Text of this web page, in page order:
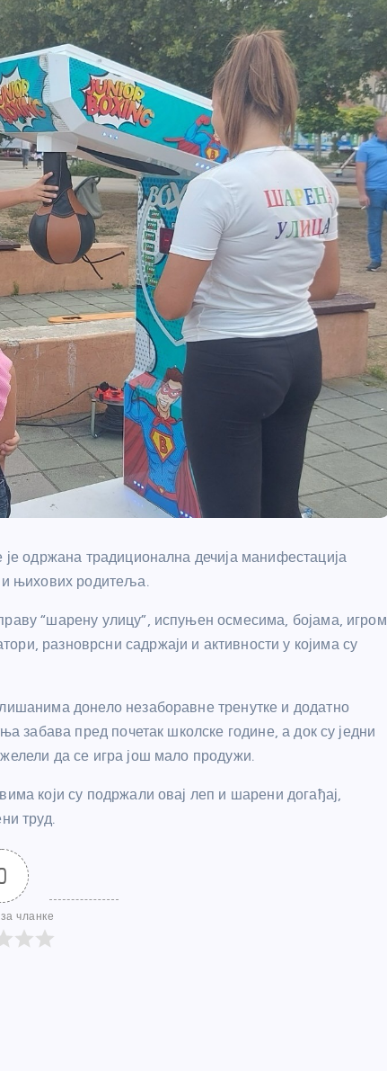
одржана традиционална дечија манифестација
и њихових родитеља.
“шарену улицу”, испуњен осмесима, бојама, игром
разноврсни садржаји и активности у којима су
донело незаборавне тренутке и додатно
забава пред почетак школске године, а док су једни
да се игра још мало продужи.
који су подржали овај леп и шарени догађај,
труд.
чланке